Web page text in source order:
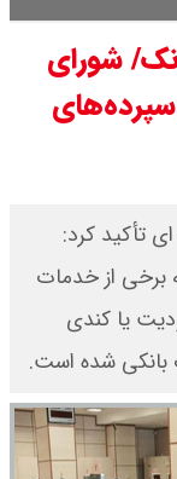
اختلال در ۴ بانک/ شورای
تأکید کرد:
برخی از خدمات
یا کندی
شده است.